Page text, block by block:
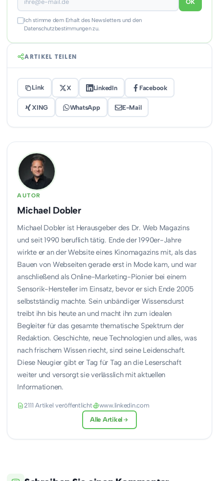
OK
Ich stimme dem Erhalt des Newsletters und den
Datenschutzbestimmungen zu.
ARTIKEL TEILEN
Link X LinkedIn Facebook
XING WhatsApp E-Mail
AUTOR
Michael Dobler
Michael Dobler ist Herausgeber des Dr. Web Magazins
und seit 1990 beruflich tätig. Ende der 1990er-Jahre
wirkte er an der Website eines Kinomagazins mit, als das
Bauen von Webseiten gerade erst in Mode kam, und war
anschließend als Online-Marketing-Pionier bei einem
Sensorik-Hersteller im Einsatz, bevor er sich Ende 2005
selbstständig machte. Sein unbändiger Wissensdurst
treibt ihn bis heute an und macht ihn zum idealen
Begleiter für das gesamte thematische Spektrum der
Redaktion. Geschichte, neue Technologien und alles, was
nach frischem Wissen riecht, sind seine Leidenschaft.
Diese Neugier gibt er Tag für Tag an die Leserschaft
weiter und versorgt sie verlässlich mit aktuellen
Informationen.
2111 Artikel veröffentlicht www.linkedin.com
Alle Artikel